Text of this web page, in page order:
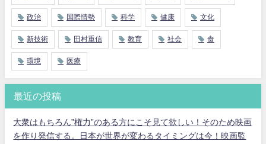
政治 国際情勢 科学 健康 文化
新技術 田村重信 教育 社会 食
環境 医療
最近の投稿
大衆はもちろん”権力”のある方にこそ見て欲しい！そのため映画
を作り発信する。日本が世界が変わるタイミングは今！映画監